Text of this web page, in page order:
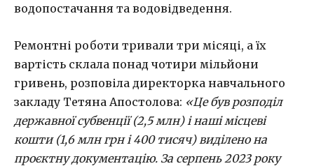
водопостачання та водовідведення.
Ремонтні роботи тривали три місяці, а їх
вартість склала понад чотири мільйони
гривень, розповіла директорка навчального
закладу Тетяна Апостолова: «Це був розподіл
державної субвенції(2,5 млн)і нашімісцеві
кошти (1,6 млн грн і 400 тисяч)виділено на
проєктну документацію. За серпень 2023 року